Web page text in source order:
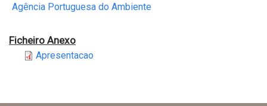
Agência Portuguesa do Ambiente
Ficheiro Anexo
Apresentacao